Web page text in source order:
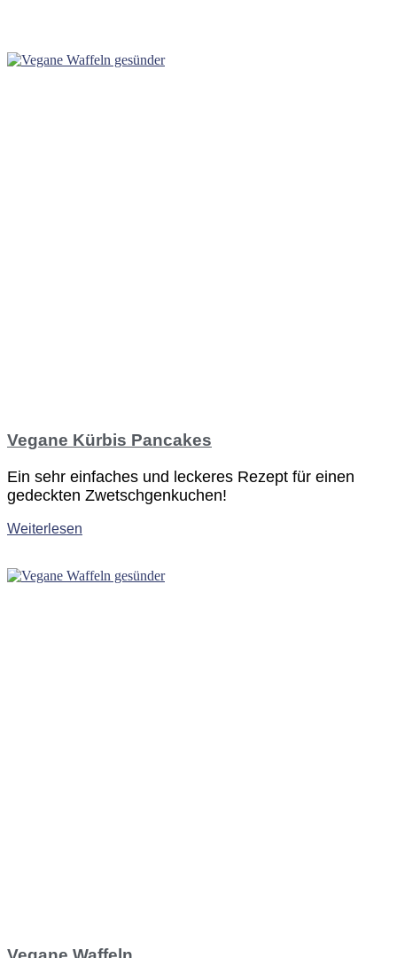
Vegane Kürbis Pancakes
Ein sehr einfaches und leckeres Rezept für einen
gedeckten Zwetschgenkuchen!
Weiterlesen